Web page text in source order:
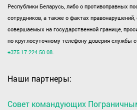
Республики Беларусь, либо о противоправных
сотрудников, а также о фактах
совершаемых на государственной границе,
по круглосуточному телефону доверия службы
+375 17 224 50 08.
Наши партнеры:
Совет командующих